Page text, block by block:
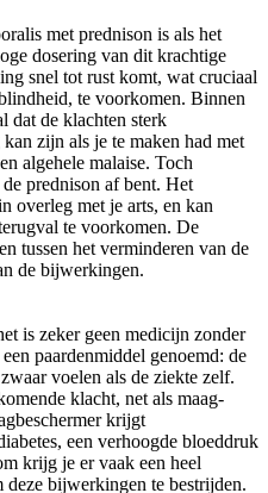
met prednison is als het
dosering van dit krachtige
snel tot rust komt, wat cruciaal
te voorkomen. Binnen
dat de klachten sterk
zijn als je te maken had met
algehele malaise. Toch
prednison af bent. Het
overleg met je arts, en kan
te voorkomen. De
tussen het verminderen van de
de bijwerkingen.
is zeker geen medicijn zonder
paardenmiddel genoemd: de
voelen als de ziekte zelf.
klacht, net als maag-
krijgt
een verhoogde bloeddruk
krijg je er vaak een heel
deze bijwerkingen te bestrijden.